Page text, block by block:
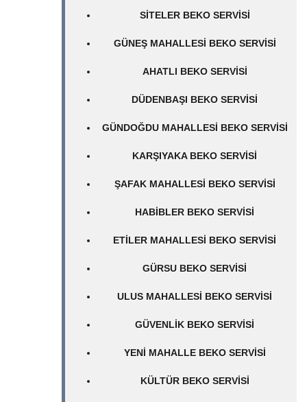
SITELER BEKO SERVISI
GÜNEŞ MAHALLESI BEKO SERVISI
AHATLI BEKO SERVISI
DÜDENBAŞI BEKO SERVISI
GÜNDOĞDU MAHALLESI BEKO SERVISI
KARŞIYAKA BEKO SERVISI
ŞAFAK MAHALLESI BEKO SERVISI
HABIBLER BEKO SERVISI
ETILER MAHALLESI BEKO SERVISI
GÜRSU BEKO SERVISI
ULUS MAHALLESI BEKO SERVISI
GÜVENLIK BEKO SERVISI
YENI MAHALLE BEKO SERVISI
KÜLTÜR BEKO SERVISI